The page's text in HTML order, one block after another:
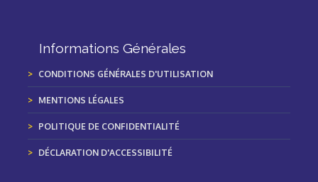
Informations Générales
CONDITIONS GÉNÉRALES D'UTILISATION
MENTIONS LÉGALES
POLITIQUE DE CONFIDENTIALITÉ
DÉCLARATION D'ACCESSIBILITÉ